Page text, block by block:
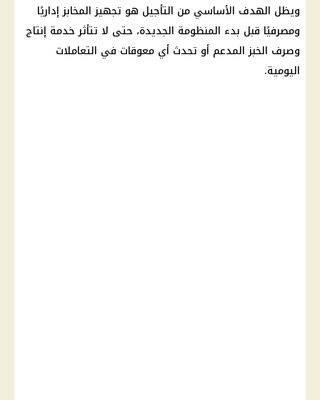
ويظل الهدف الأساسي من التأجيل هو تجهيز المخابز إداريًا
ومصرفيًا قبل بدء المنظومة الجديدة، حتى لا تتأثر خدمة إنتاج
وصرف الخبز المدعم أو تحدث أي معوقات في التعاملات
اليومية.